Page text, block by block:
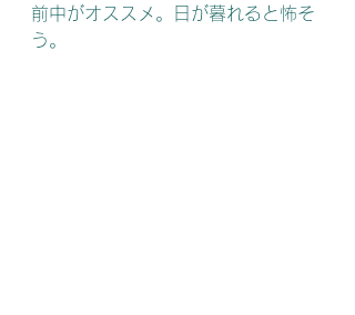
前中がオススメ。日が暮れると怖そ
う。